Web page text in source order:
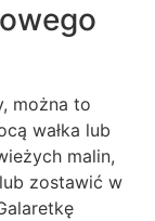
można to
wałka lub
malin,
zostawić w